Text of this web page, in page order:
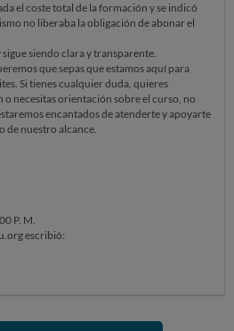
el coste total de la formación y se indicó
no liberaba la obligación de abonar el
siendo clara y transparente.
que sepas que estamos aquí para
Si tienes cualquier duda, quieres
necesitas orientación sobre el curso, no
encantados de atenderte y apoyarte
de nuestro alcance.
P. M.
escribió: